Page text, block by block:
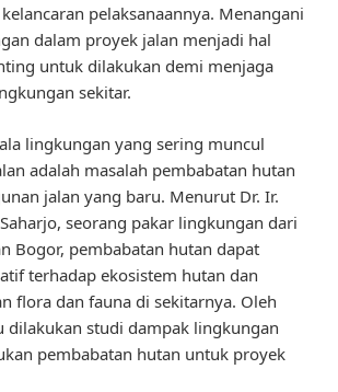
pelaksanaannya. Menangani
dalam proyek jalan menjadi hal
untuk dilakukan demi menjaga
sekitar.
lingkungan yang sering muncul
adalah masalah pembabatan hutan
jalan yang baru. Menurut Dr. Ir.
seorang pakar lingkungan dari
Bogor, pembabatan hutan dapat
terhadap ekosistem hutan dan
flora dan fauna di sekitarnya. Oleh
dilakukan studi dampak lingkungan
pembabatan hutan untuk proyek